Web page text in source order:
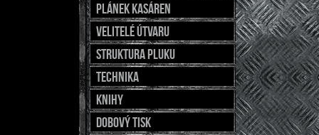
Plánek kasáren
Velitelé útvaru
Struktura pluku
Technika
Knihy
Dobový tisk